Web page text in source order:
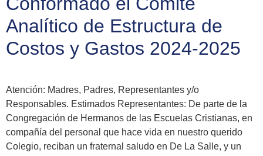
Analítico de Estructura de
Costos y Gastos 2024-2025
Atención: Madres, Padres, Representantes y/o
Responsables. Estimados Representantes: De parte de la
Congregación de Hermanos de las Escuelas Cristianas, en
compañía del personal que hace vida en nuestro querido
Colegio, reciban un fraternal saludo en De La Salle, y un